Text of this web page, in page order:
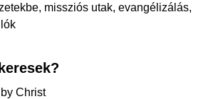
missziós utak, evangélizálás,
Christ